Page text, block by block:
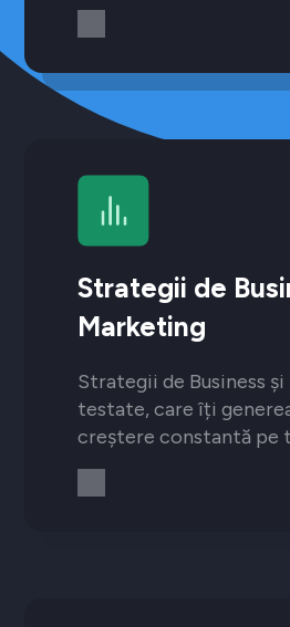
Strategii de
Marketing
Strategii de Business
testate, care îți
creștere constantă pe